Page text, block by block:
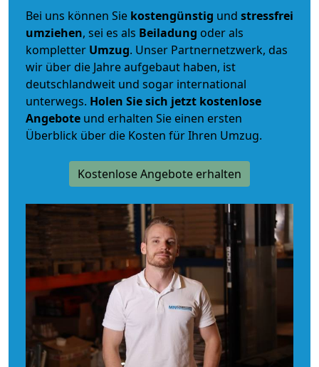
Bei uns können Sie kostengünstig und stressfrei
umziehen, sei es als Beiladung oder als
kompletter Umzug. Unser Partnernetzwerk, das
wir über die Jahre aufgebaut haben, ist
deutschlandweit und sogar international
unterwegs. Holen Sie sich jetzt kostenlose
Angebote und erhalten Sie einen ersten
Überblick über die Kosten für Ihren Umzug.
Kostenlose Angebote erhalten